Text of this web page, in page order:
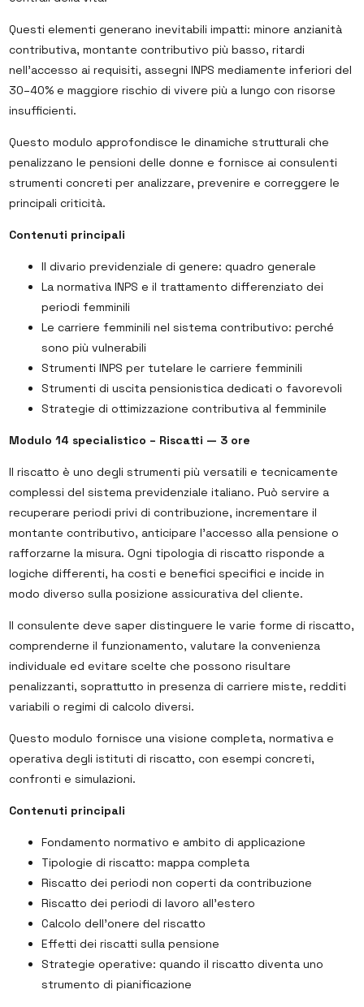
Questi elementi generano inevitabili impatti: minore anzianità
contributiva, montante contributivo più basso, ritardi
nell’accesso ai requisiti, assegni INPS mediamente inferiori del
30–40% e maggiore rischio di vivere più a lungo con risorse
insufficienti.
Questo modulo approfondisce le dinamiche strutturali che
penalizzano le pensioni delle donne e fornisce ai consulenti
strumenti concreti per analizzare, prevenire e correggere le
principali criticità.
Contenuti principali
Il divario previdenziale di genere: quadro generale
La normativa INPS e il trattamento differenziato dei
periodi femminili
Le carriere femminili nel sistema contributivo: perché
sono più vulnerabili
Strumenti INPS per tutelare le carriere femminili
Strumenti di uscita pensionistica dedicati o favorevoli
Strategie di ottimizzazione contributiva al femminile
Modulo 14 specialistico – Riscatti — 3 ore
Il riscatto è uno degli strumenti più versatili e tecnicamente
complessi del sistema previdenziale italiano. Può servire a
recuperare periodi privi di contribuzione, incrementare il
montante contributivo, anticipare l’accesso alla pensione o
rafforzarne la misura. Ogni tipologia di riscatto risponde a
logiche differenti, ha costi e benefici specifici e incide in
modo diverso sulla posizione assicurativa del cliente.
Il consulente deve saper distinguere le varie forme di riscatto,
comprenderne il funzionamento, valutare la convenienza
individuale ed evitare scelte che possono risultare
penalizzanti, soprattutto in presenza di carriere miste, redditi
variabili o regimi di calcolo diversi.
Questo modulo fornisce una visione completa, normativa e
operativa degli istituti di riscatto, con esempi concreti,
confronti e simulazioni.
Contenuti principali
Fondamento normativo e ambito di applicazione
Tipologie di riscatto: mappa completa
Riscatto dei periodi non coperti da contribuzione
Riscatto dei periodi di lavoro all’estero
Calcolo dell’onere del riscatto
Effetti dei riscatti sulla pensione
Strategie operative: quando il riscatto diventa uno
strumento di pianificazione